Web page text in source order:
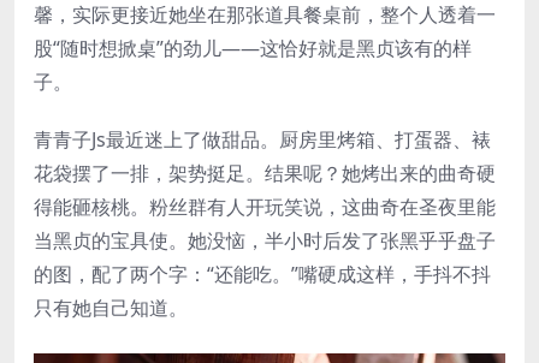
馨，实际更接近她坐在那张道具餐桌前，整个人透着一
股“随时想掀桌”的劲儿——这恰好就是黑贞该有的样
子。
青青子Js最近迷上了做甜品。厨房里烤箱、打蛋器、裱
花袋摆了一排，架势挺足。结果呢？她烤出来的曲奇硬
得能砸核桃。粉丝群有人开玩笑说，这曲奇在圣夜里能
当黑贞的宝具使。她没恼，半小时后发了张黑乎乎盘子
的图，配了两个字：“还能吃。”嘴硬成这样，手抖不抖
只有她自己知道。